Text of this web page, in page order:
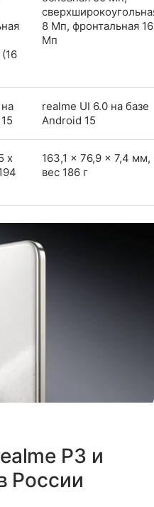
8 Мп, фронтальная 16
Мп
realme UI 6.0 на базе
Android 15
х
163,1 x 76,9 x 7,4 мм,
вес 186 г
P3 и
России